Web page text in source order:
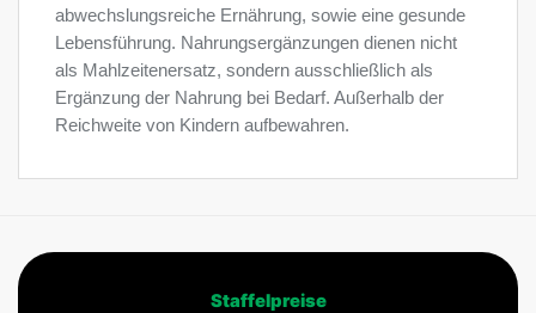
abwechslungsreiche Ernährung, sowie eine gesunde
Lebensführung. Nahrungsergänzungen dienen nicht
als Mahlzeitenersatz, sondern ausschließlich als
Ergänzung der Nahrung bei Bedarf. Außerhalb der
Reichweite von Kindern aufbewahren.
Staffelpreise